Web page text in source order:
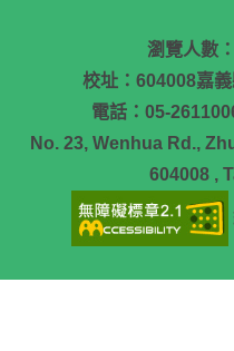
瀏覽人數：
校址：604008嘉
電話：05-
No. 23, Wenhua Rd.,
604008 ,